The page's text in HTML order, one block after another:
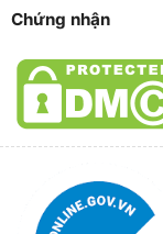
Chứng nhận